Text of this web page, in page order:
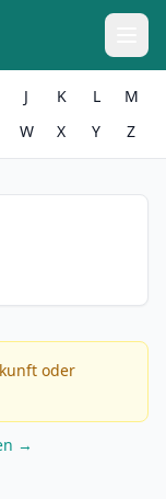
J K L
M
W X Y Z
oder
→